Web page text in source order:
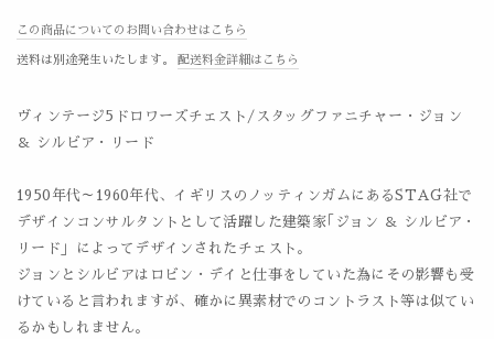
この商品についてのお問い合わせはこちら
送料は別途発生いたします。 配送料金詳細はこちら
ヴィンテージ5ドロワーズチェスト/スタッグファニチャー・ジョン
＆ シルビア・リード
1950年代～1960年代、イギリスのノッティンガムにあるSTAG社で
デザインコンサルタントとして活躍した建築家｢ジョン ＆ シルビア・
リード」によってデザインされたチェスト。
ジョンとシルビアはロビン・デイと仕事をしていた為にその影響も受
けていると言われますが、確かに異素材でのコントラスト等は似てい
るかもしれません。